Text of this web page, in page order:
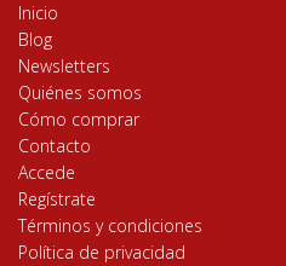
Inicio
Blog
Newsletters
Quiénes somos
Cómo comprar
Contacto
Accede
Regístrate
Términos y condiciones
Política de privacidad